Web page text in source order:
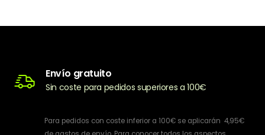
Envío gratuito
Sin coste para pedidos superiores a 100€
Para pedidos con coste inferior a 100€ se aplicarán 4,95€